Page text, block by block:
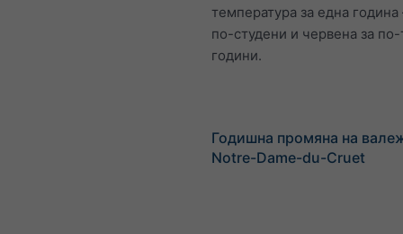
температура за една година
по-студени и червена за
години.
Годишна промяна на
Notre-Dame-du-Cruet